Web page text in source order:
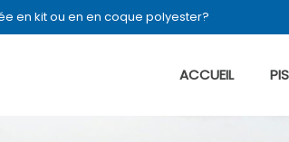
en kit ou en en coque polyester?
ACCUEIL